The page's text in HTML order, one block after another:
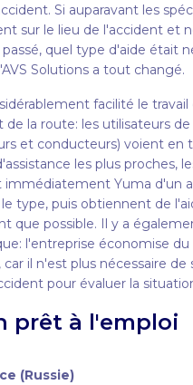
Si auparavant les
sur le lieu de l'accident et
quel type d'aide était
Solutions a tout changé.
facilité le travail
de la route: les utilisateurs
et conducteurs) voient en
les plus proches,
immédiatement Yuma d'un
type, puis obtiennent de
que possible. Il y a
l'entreprise économise
car il n'est plus nécessaire de
pour évaluer la
prêt à l'emploi
(Russie)